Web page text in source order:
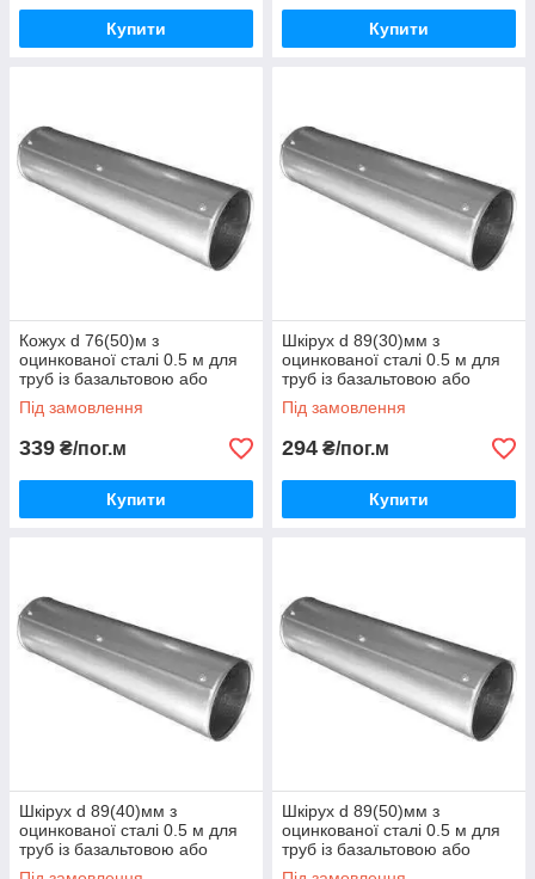
Купити Купити
Кожух d 76(50)м з
оцинкованої сталі 0.5 м для
труб із базальтовою або
каучуковою теплоізоляцією
Під замовлення
339 ₴/пог.м
Купити
Шкірух d 89(30)мм з
оцинкованої сталі 0.5 м для
труб із базальтовою або
каучуковою теплоізоляцією
Під замовлення
294 ₴/пог.м
Купити
Шкірух d 89(40)мм з
оцинкованої сталі 0.5 м для
труб із базальтовою або
каучуковою теплоізоляцією
Шкірух d 89(50)мм з
оцинкованої сталі 0.5 м для
труб із базальтовою або
каучуковою теплоізоляцією